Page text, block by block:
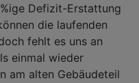
Defizit-Erstattung
die laufenden
fehlt es uns an
einmal wieder
am alten Gebäudeteil